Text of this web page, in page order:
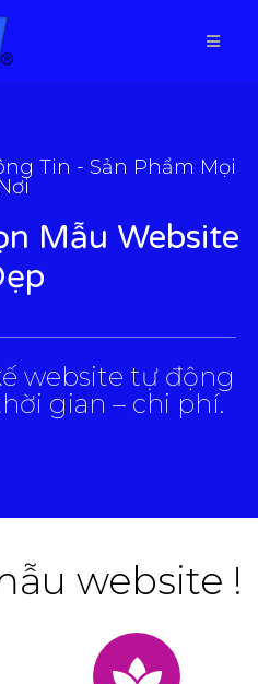
Tin - Sản Phẩm Mọi
Nơi
Mẫu Website
website tự động
gian – chi phí.
website !